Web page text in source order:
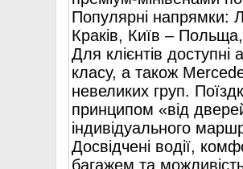
Популярні напрямки:
Краків, Київ –
Для клієнтів
класу, а також
невеликих груп.
принципом «від
індивідуального
Досвідчені водії,
багажем та